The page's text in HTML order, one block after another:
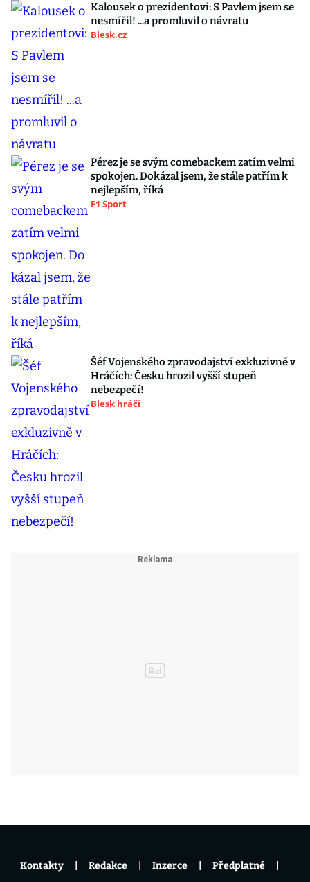
Kalousek o prezidentovi: S Pavlem jsem se
nesmířil! ...a promluvil o návratu
Blesk.cz
Pérez je se svým comebackem zatím velmi
spokojen. Dokázal jsem, že stále patřím k
nejlepším, říká
F1 Sport
Šéf Vojenského zpravodajství exkluzivně v
Hráčích: Česku hrozil vyšší stupeň
nebezpečí!
Blesk hráči
Kontakty Redakce Inzerce Předplatné